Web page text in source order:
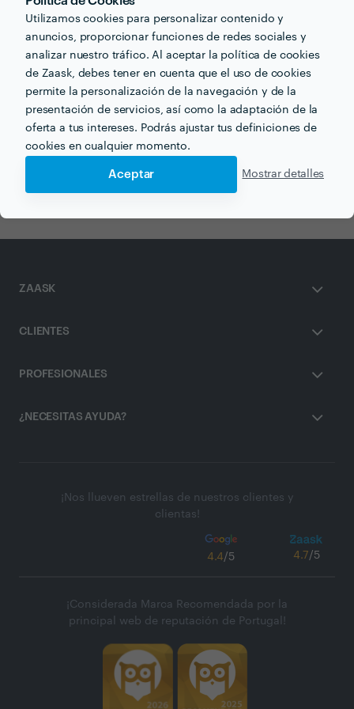
Utilizamos cookies para personalizar contenido y
anuncios, proporcionar funciones de redes sociales y
analizar nuestro tráfico. Al aceptar la política de cookies
de Zaask, debes tener en cuenta que el uso de cookies
permite la personalización de la navegación y de la
presentación de servicios, así como la adaptación de la
oferta a tus intereses. Podrás ajustar tus definiciones de
cookies en cualquier momento.
Aceptar Mostrar detalles
Recibe varias propuestas de profesionales como
Limpiezaen pocas horas.
Otros servicios proporcionados por Limpieza
Aislamiento de Ventanas en bilbao
ZAASK
CLIENTES
PROFESIONALES
¿NECESITAS AYUDA?
¡Nos llueven estrellas de nuestros clientes y
clientas!
4.4/5 4.7/5
¡Considerada Marca Recomendada por la
principal web de reputación de Portugal!